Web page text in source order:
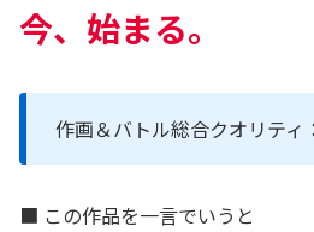
今、始まる。
作画＆バトル総合クオリティ
■ この作品を一言でいうと